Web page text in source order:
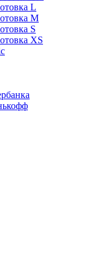
L
M
S
XS